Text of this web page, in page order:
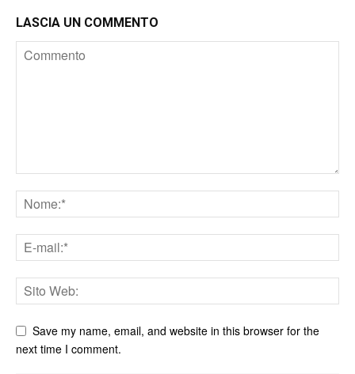
LASCIA UN COMMENTO
Save my name, email, and website in this browser for the
next time I comment.